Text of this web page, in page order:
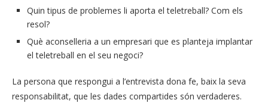
Quin tipus de problemes li aporta el teletreball? Com els
resol?
Què aconselleria a un empresari que es planteja implantar
el teletreball en el seu negoci?
La persona que respongui a l’entrevista dona fe, baix la seva
responsabilitat, que les dades compartides són verdaderes.